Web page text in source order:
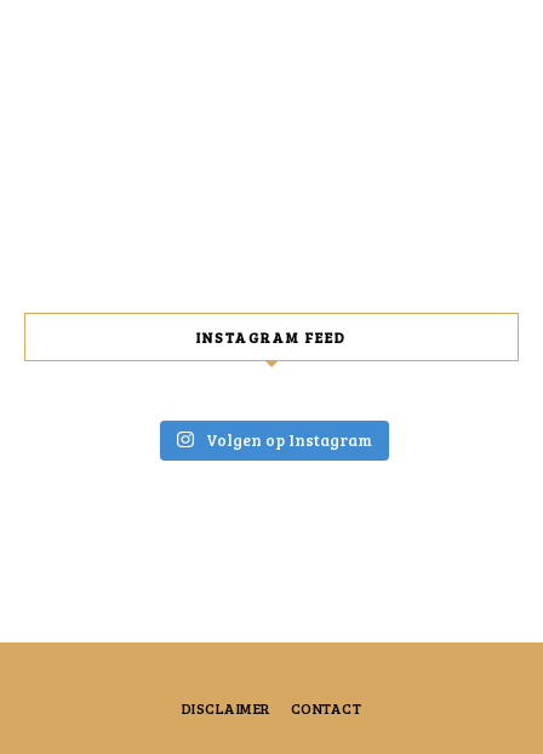
INSTAGRAM FEED
Volgen op Instagram
DISCLAIMER CONTACT